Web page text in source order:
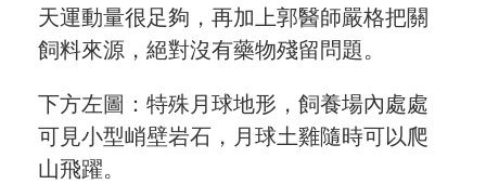
天運動量很足夠，再加上郭醫師嚴格把關
飼料來源，絕對沒有藥物殘留問題。
下方左圖：特殊月球地形，飼養場內處處
可見小型峭壁岩石，月球土雞隨時可以爬
山飛躍。